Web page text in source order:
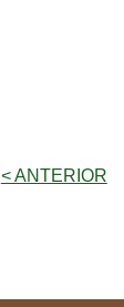
< ANTERIOR